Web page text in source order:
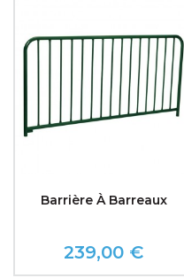
Barrière À Barreaux
Prix
239,00 €